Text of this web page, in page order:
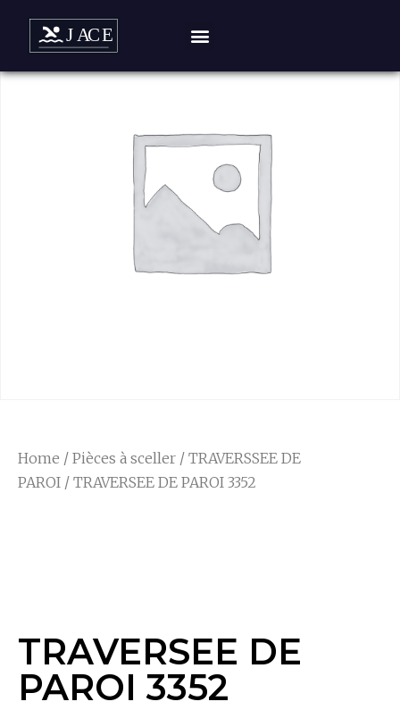
Home / Pièces à sceller / TRAVERSSEE DE
PAROI / TRAVERSEE DE PAROI 3352
TRAVERSEE DE
PAROI 3352